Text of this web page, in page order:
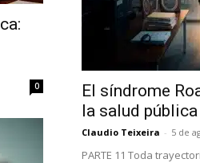
0
El síndrome
la salud pública
Claudio Teixeira - 5 de
PARTE 11 Toda